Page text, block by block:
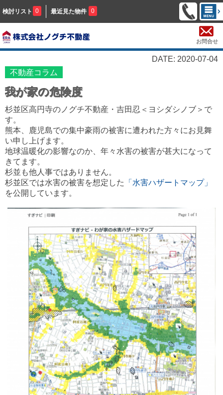
検討リスト 0 最近見た物件 0
お問合せ
DATE: 2020-07-04
不動産コラム
我が家の危険度
杉並区高円寺のノグチ不動産・吉田忍＜ヨシダシノブ＞で
す。
熊本、鹿児島での集中豪雨の被害に遭われた方々にお見舞
い申し上げます。
地球温暖化の影響なのか、年々水害の被害が甚大になって
きてます。
杉並も他人事ではありません。
杉並区では水害の被害を想定した
「水害ハザートマップ」
を公開しています。